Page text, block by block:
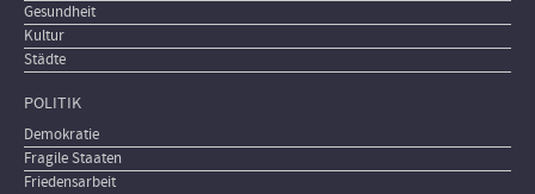
Gesundheit
Kultur
Städte
POLITIK
Demokratie
Fragile Staaten
Friedensarbeit